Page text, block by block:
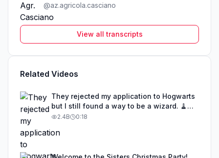
@az.agricola.casciano
View all transcripts
Related Videos
They rejected my application to Hogwarts
but I still found a way to be a wizard. 🧹
#illusion #magic #harrypotter
2.4B 0:18